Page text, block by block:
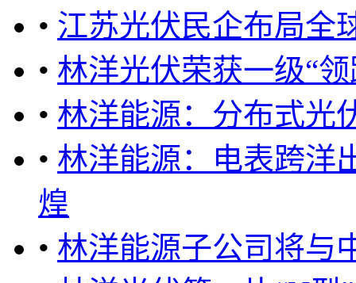
• 江苏光伏民企布局全
• 林洋光伏荣获一级“
• 林洋能源：分布式光
• 林洋能源：电表跨洋
煌
• 林洋能源子公司将与